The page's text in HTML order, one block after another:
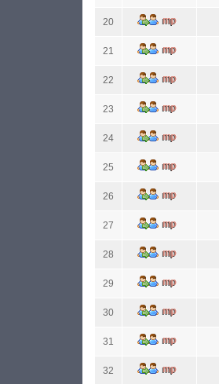
20
21
22
23
24
25
26
27
28
29
30
31
32